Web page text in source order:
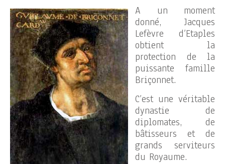
A un moment
donné, Jacques
Lefèvre d’Etaples
obtient la
protection de la
puissante famille
Briçonnet.
C’est une véritable
dynastie de
diplomates, de
bâtisseurs et de
grands serviteurs
du Royaume.